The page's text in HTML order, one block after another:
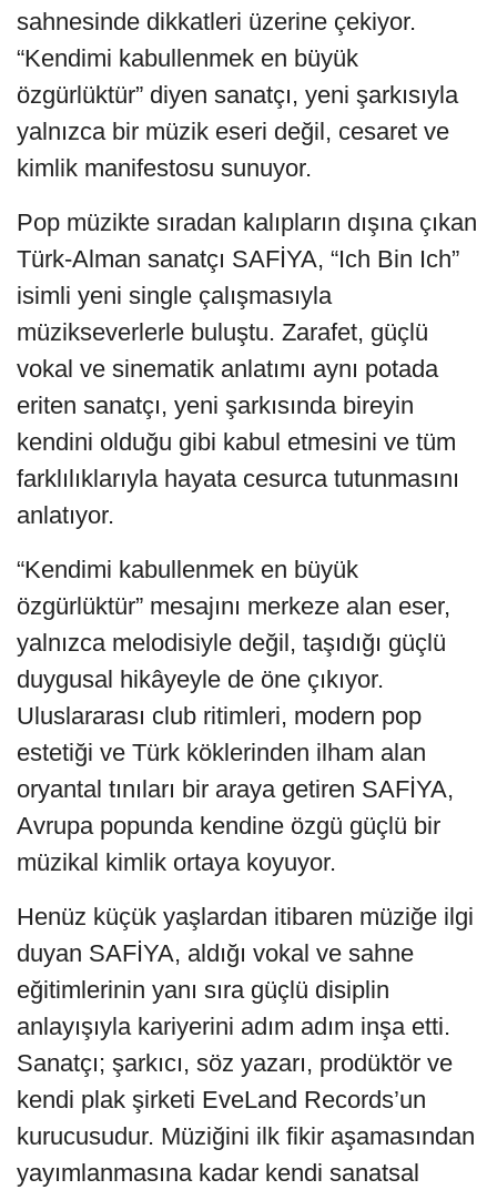
sahnesinde dikkatleri üzerine çekiyor.
“Kendimi kabullenmek en büyük
özgürlüktür” diyen sanatçı, yeni şarkısıyla
yalnızca bir müzik eseri değil, cesaret ve
kimlik manifestosu sunuyor.
Pop müzikte sıradan kalıpların dışına çıkan
Türk-Alman sanatçı SAFİYA, “Ich Bin Ich”
isimli yeni single çalışmasıyla
müzikseverlerle buluştu. Zarafet, güçlü
vokal ve sinematik anlatımı aynı potada
eriten sanatçı, yeni şarkısında bireyin
kendini olduğu gibi kabul etmesini ve tüm
farklılıklarıyla hayata cesurca tutunmasını
anlatıyor.
“Kendimi kabullenmek en büyük
özgürlüktür” mesajını merkeze alan eser,
yalnızca melodisiyle değil, taşıdığı güçlü
duygusal hikâyeyle de öne çıkıyor.
Uluslararası club ritimleri, modern pop
estetiği ve Türk köklerinden ilham alan
oryantal tınıları bir araya getiren SAFİYA,
Avrupa popunda kendine özgü güçlü bir
müzikal kimlik ortaya koyuyor.
Henüz küçük yaşlardan itibaren müziğe ilgi
duyan SAFİYA, aldığı vokal ve sahne
eğitimlerinin yanı sıra güçlü disiplin
anlayışıyla kariyerini adım adım inşa etti.
Sanatçı; şarkıcı, söz yazarı, prodüktör ve
kendi plak şirketi EveLand Records’un
kurucusudur. Müziğini ilk fikir aşamasından
yayımlanmasına kadar kendi sanatsal